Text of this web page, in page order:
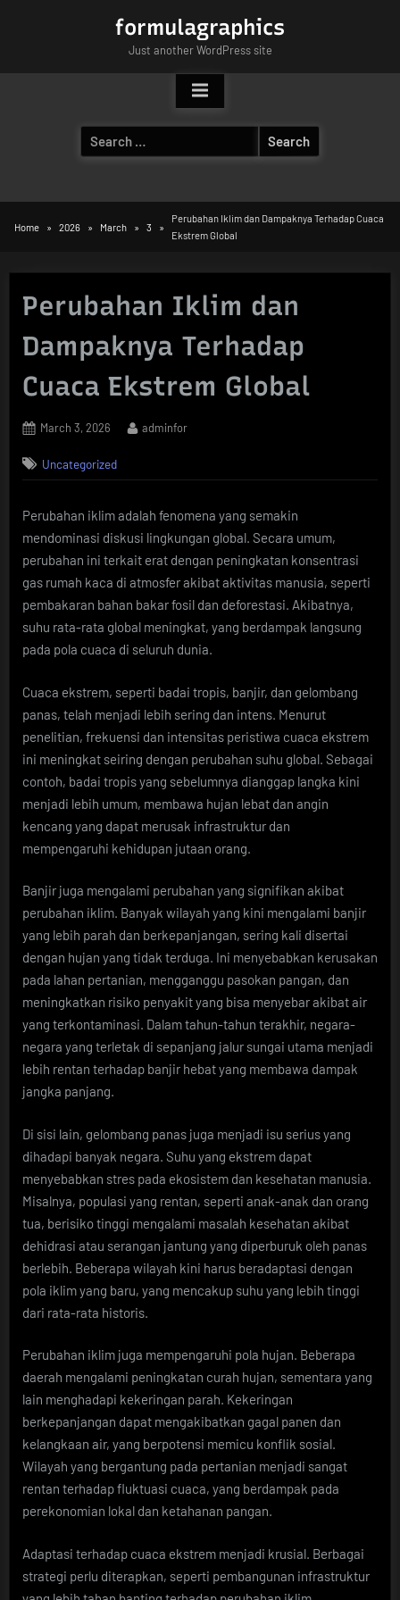
formulagraphics
Just another WordPress site
Search
for:
Home 2026 March 3
Perubahan Iklim dan Dampaknya Terhadap Cuaca
Ekstrem Global
Perubahan Iklim dan
Dampaknya Terhadap
Cuaca Ekstrem Global
Posted
March 3, 2026 By
adminfor
Uncategorized
Perubahan iklim adalah fenomena yang semakin
mendominasi diskusi lingkungan global. Secara umum,
perubahan ini terkait erat dengan peningkatan konsentrasi
gas rumah kaca di atmosfer akibat aktivitas manusia, seperti
pembakaran bahan bakar fosil dan deforestasi. Akibatnya,
suhu rata-rata global meningkat, yang berdampak langsung
pada pola cuaca di seluruh dunia.
Cuaca ekstrem, seperti badai tropis, banjir, dan gelombang
panas, telah menjadi lebih sering dan intens. Menurut
penelitian, frekuensi dan intensitas peristiwa cuaca ekstrem
ini meningkat seiring dengan perubahan suhu global. Sebagai
contoh, badai tropis yang sebelumnya dianggap langka kini
menjadi lebih umum, membawa hujan lebat dan angin
kencang yang dapat merusak infrastruktur dan
mempengaruhi kehidupan jutaan orang.
Banjir juga mengalami perubahan yang signifikan akibat
perubahan iklim. Banyak wilayah yang kini mengalami banjir
yang lebih parah dan berkepanjangan, sering kali disertai
dengan hujan yang tidak terduga. Ini menyebabkan kerusakan
pada lahan pertanian, mengganggu pasokan pangan, dan
meningkatkan risiko penyakit yang bisa menyebar akibat air
yang terkontaminasi. Dalam tahun-tahun terakhir, negara-
negara yang terletak di sepanjang jalur sungai utama menjadi
lebih rentan terhadap banjir hebat yang membawa dampak
jangka panjang.
Di sisi lain, gelombang panas juga menjadi isu serius yang
dihadapi banyak negara. Suhu yang ekstrem dapat
menyebabkan stres pada ekosistem dan kesehatan manusia.
Misalnya, populasi yang rentan, seperti anak-anak dan orang
tua, berisiko tinggi mengalami masalah kesehatan akibat
dehidrasi atau serangan jantung yang diperburuk oleh panas
berlebih. Beberapa wilayah kini harus beradaptasi dengan
pola iklim yang baru, yang mencakup suhu yang lebih tinggi
dari rata-rata historis.
Perubahan iklim juga mempengaruhi pola hujan. Beberapa
daerah mengalami peningkatan curah hujan, sementara yang
lain menghadapi kekeringan parah. Kekeringan
berkepanjangan dapat mengakibatkan gagal panen dan
kelangkaan air, yang berpotensi memicu konflik sosial.
Wilayah yang bergantung pada pertanian menjadi sangat
rentan terhadap fluktuasi cuaca, yang berdampak pada
perekonomian lokal dan ketahanan pangan.
Adaptasi terhadap cuaca ekstrem menjadi krusial. Berbagai
strategi perlu diterapkan, seperti pembangunan infrastruktur